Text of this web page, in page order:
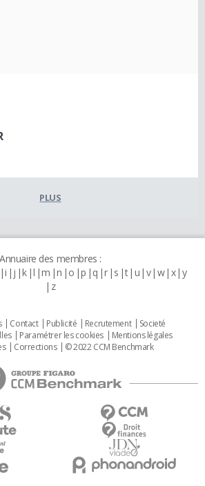
PLUS
Annuaire des membres :
i j k l m n o p q r s t u v w x y
z
Contact Publicité Recrutement
Societé
Paramétrer les cookies
Mentions légales
Corrections © 2022 CCM Benchmark